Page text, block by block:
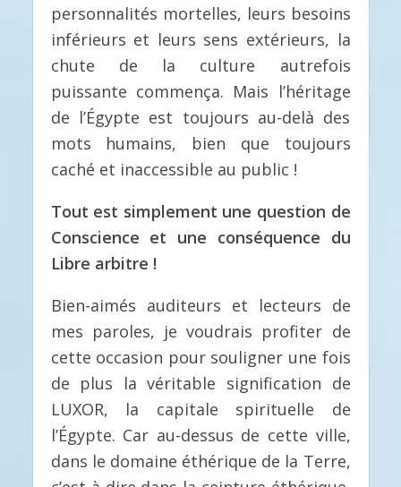
personnalités mortelles, leurs besoins
inférieurs et leurs sens extérieurs, la
chute de la culture autrefois
puissante commença. Mais l’héritage
de l’Égypte est toujours au-delà des
mots humains, bien que toujours
caché et inaccessible au public !
Tout est simplement une question de
Conscience et une conséquence du
Libre arbitre !
Bien-aimés auditeurs et lecteurs de
mes paroles, je voudrais profiter de
cette occasion pour souligner une fois
de plus la véritable signification de
LUXOR, la capitale spirituelle de
l’Égypte. Car au-dessus de cette ville,
dans le domaine éthérique de la Terre,